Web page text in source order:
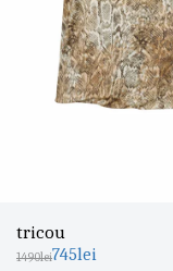
tricou
1490lei745lei